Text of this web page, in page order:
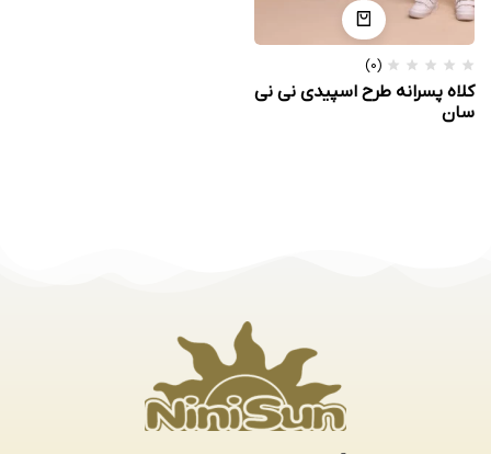
(0)
کلاه پسرانه طرح اسپیدی نی نی
سان